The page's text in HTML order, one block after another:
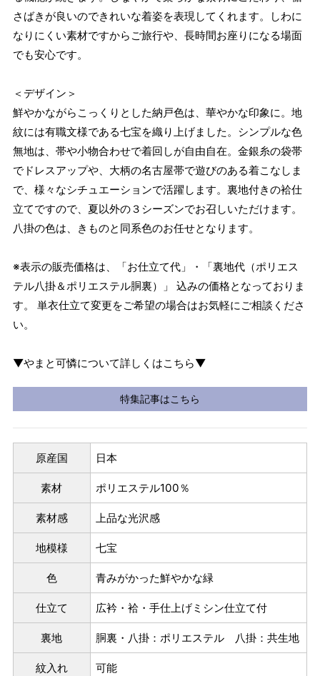
パターンオーダー（弊社規定のS～LLサイズより、身長・
ヒップを目安にサイズをお選びいただく）
マイサイズでお仕立て（お客様の希望サイズでお仕立て）
店舗で採寸（お近くの店舗でスタッフが採寸）
さばきが良いのできれいな着姿を表現してくれます。しわに
なりにくい素材ですからご旅行や、長時間お座りになる場面
でも安心です。
＜デザイン＞
鮮やかながらこっくりとした納戸色は、華やかな印象に。地
紋には有職文様である七宝を織り上げました。シンプルな色
無地は、帯や小物合わせで着回しが自由自在。金銀糸の袋帯
でドレスアップや、大柄の名古屋帯で遊びのある着こなしま
で、様々なシチュエーションで活躍します。裏地付きの袷仕
立てですので、夏以外の３シーズンでお召しいただけます。
八掛の色は、きものと同系色のお任せとなります。
※表示の販売価格は、「お仕立て代」・「裏地代（ポリエス
テル八掛＆ポリエステル胴裏）」 込みの価格となっておりま
す。 単衣仕立て変更をご希望の場合はお気軽にご相談くださ
い。
▼やまと可憐について詳しくはこちら▼
特集記事はこちら
原産国 日本
素材 ポリエステル100％
素材感 上品な光沢感
地模様 七宝
色 青みがかった鮮やかな緑
仕立て 広衿・袷・手仕上げミシン仕立て付
裏地 胴裏・八掛：ポリエステル 八掛：共生地
紋入れ 可能